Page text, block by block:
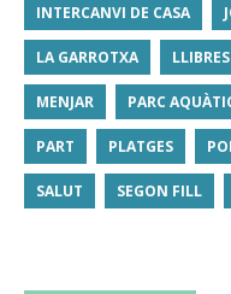
INTERCANVI DE CASA
LA GARROTXA LLIBRES
MENJAR PARC
PART PLATGES
SALUT SEGON FILL